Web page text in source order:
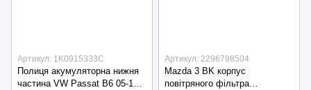
Артикул: 1K0915333C
Полиця акумуляторна нижня
частина VW Passat B6 05-10
Артикул: 2296798504
Mazda 3 BK корпус
повітряного фільтра